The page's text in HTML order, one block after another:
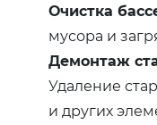
Очистка
мусора и
Демонтаж
Удаление
и других